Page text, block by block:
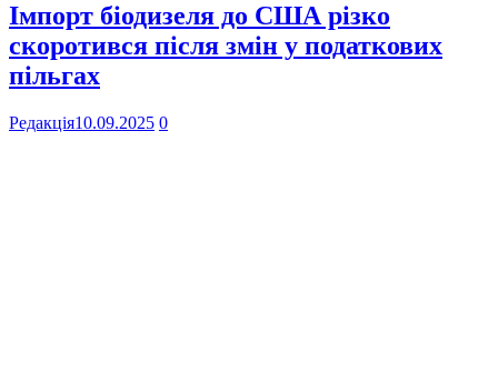
Імпорт біодизеля до США різко
скоротився після змін у податкових
пільгах
Редакція10.09.2025 0